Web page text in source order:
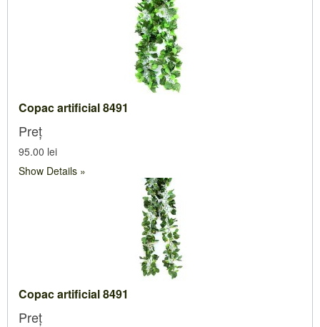
Copac artificial 8491
Preț
95.00 lei
Show Details
Copac artificial 8491
Preț